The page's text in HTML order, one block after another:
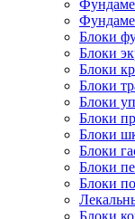
Блоки
Блоки
Блоки
Блоки
Блоки
Блоки
Блоки
Блоки
Блоки
Блоки
Блоки